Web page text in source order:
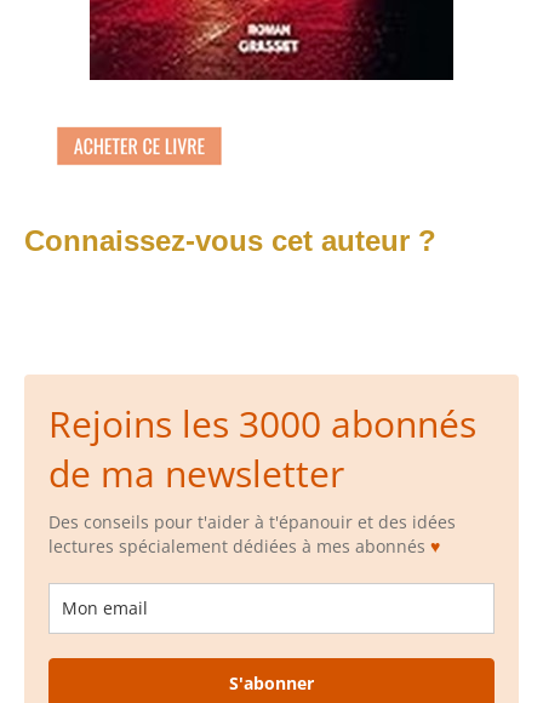
Connaissez-vous cet auteur ?
Rejoins les 3000 abonnés
de ma newsletter
Des conseils pour t'aider à t'épanouir et des idées
lectures spécialement dédiées à mes abonnés ♥
S'abonner